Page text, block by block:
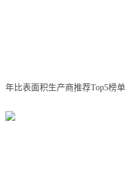
年比表面积生产商推荐Top5榜单